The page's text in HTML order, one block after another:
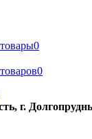
0
0
г.